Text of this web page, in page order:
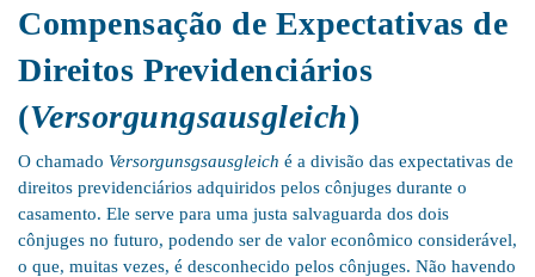
Compensação de Expectativas de
Direitos Previdenciários
(Versorgungsausgleich)
O chamado Versorgunsgsausgleich é a divisão das expectativas de
direitos previdenciários adquiridos pelos cônjuges durante o
casamento. Ele serve para uma justa salvaguarda dos dois
cônjuges no futuro, podendo ser de valor econômico considerável,
o que, muitas vezes, é desconhecido pelos cônjuges. Não havendo